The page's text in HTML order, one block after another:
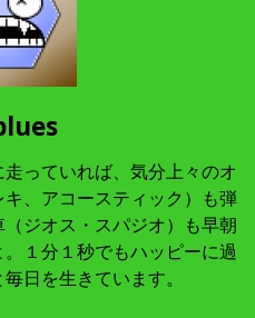
っていれば、気分上々のオ
、アコースティック）も弾
ジオス・スパジオ）も早朝
１分１秒でもハッピーに過
日を生きています。